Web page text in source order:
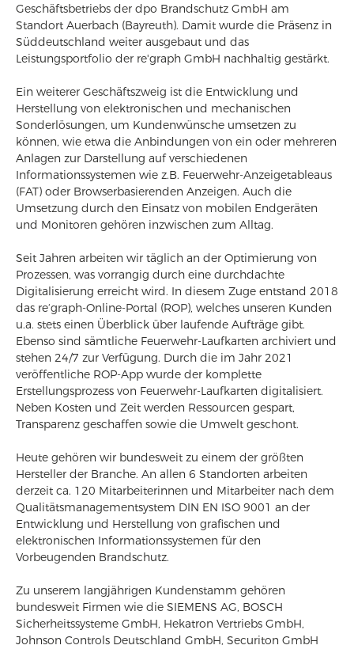
Geschäftsbetriebs der dpo Brandschutz GmbH am
Standort Auerbach (Bayreuth). Damit wurde die Präsenz in
Süddeutschland weiter ausgebaut und das
Leistungsportfolio der re'graph GmbH nachhaltig gestärkt.
Ein weiterer Geschäftszweig ist die Entwicklung und
Herstellung von elektronischen und mechanischen
Sonderlösungen, um Kundenwünsche umsetzen zu
können, wie etwa die Anbindungen von ein oder mehreren
Anlagen zur Darstellung auf verschiedenen
Informationssystemen wie z.B. Feuerwehr-Anzeigetableaus
(FAT) oder Browserbasierenden Anzeigen. Auch die
Umsetzung durch den Einsatz von mobilen Endgeräten
und Monitoren gehören inzwischen zum Alltag.
Seit Jahren arbeiten wir täglich an der Optimierung von
Prozessen, was vorrangig durch eine durchdachte
Digitalisierung erreicht wird. In diesem Zuge entstand 2018
das re‘graph-Online-Portal (ROP), welches unseren Kunden
u.a. stets einen Überblick über laufende Aufträge gibt.
Ebenso sind sämtliche Feuerwehr-Laufkarten archiviert und
stehen 24/7 zur Verfügung. Durch die im Jahr 2021
veröffentliche ROP-App wurde der komplette
Erstellungsprozess von Feuerwehr-Laufkarten digitalisiert.
Neben Kosten und Zeit werden Ressourcen gespart,
Transparenz geschaffen sowie die Umwelt geschont.
Heute gehören wir bundesweit zu einem der größten
Hersteller der Branche. An allen 6 Standorten arbeiten
derzeit ca. 120 Mitarbeiterinnen und Mitarbeiter nach dem
Qualitätsmanagementsystem DIN EN ISO 9001 an der
Entwicklung und Herstellung von grafischen und
elektronischen Informationssystemen für den
Vorbeugenden Brandschutz.
Zu unserem langjährigen Kundenstamm gehören
bundesweit Firmen wie die SIEMENS AG, BOSCH
Sicherheitssysteme GmbH, Hekatron Vertriebs GmbH,
Johnson Controls Deutschland GmbH, Securiton GmbH